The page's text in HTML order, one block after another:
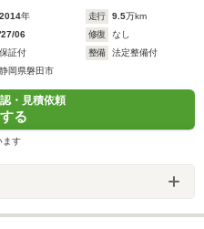
2014年 走行 9.5万km
'27/06 修復
なし
保証付 整備
法定整備付
静岡県磐田市
・見積依頼
る
ます